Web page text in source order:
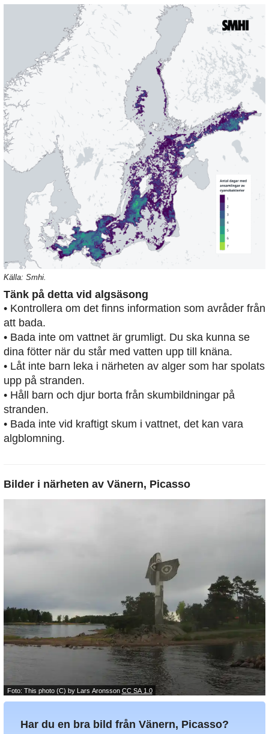
Källa: Smhi.
Tänk på detta vid algsäsong
• Kontrollera om det finns information som avråder från
att bada.
• Bada inte om vattnet är grumligt. Du ska kunna se
dina fötter när du står med vatten upp till knäna.
• Låt inte barn leka i närheten av alger som har spolats
upp på stranden.
• Håll barn och djur borta från skumbildningar på
stranden.
• Bada inte vid kraftigt skum i vattnet, det kan vara
algblomning.
Bilder i närheten av Vänern, Picasso
Foto: This photo (C) by Lars Aronsson CC SA 1.0
Har du en bra bild från Vänern, Picasso?